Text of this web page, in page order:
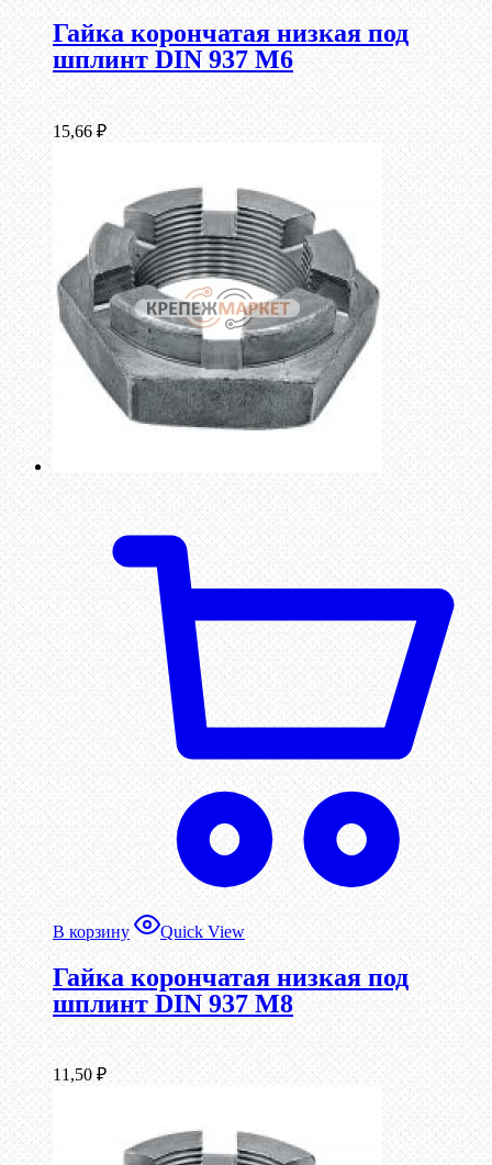
Гайка корончатая низкая под
шплинт DIN 937 М6
15,66 ₽
В корзину Quick View
Гайка корончатая низкая под
шплинт DIN 937 М8
11,50 ₽